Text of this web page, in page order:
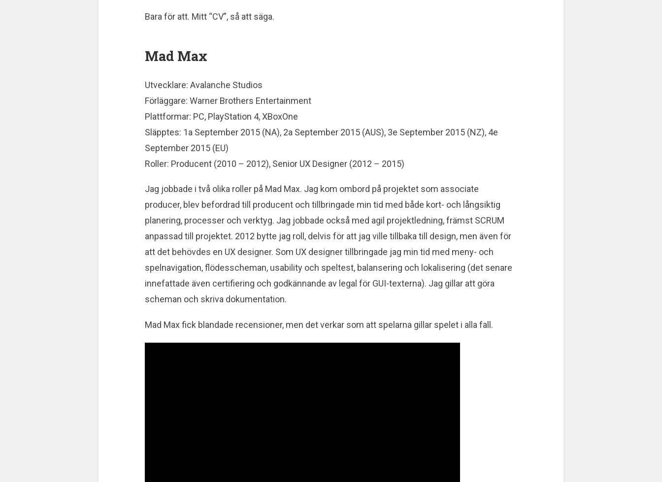
Bara för att. Mitt “CV”, så att säga.
Mad Max
Utvecklare: Avalanche Studios
Förläggare: Warner Brothers Entertainment
Plattformar: PC, PlayStation 4, XBoxOne
Släpptes: 1a September 2015 (NA), 2a September 2015 (AUS), 3e September 2015 (NZ), 4e
September 2015 (EU)
Roller: Producent (2010 – 2012), Senior UX Designer (2012 – 2015)
Jag jobbade i två olika roller på Mad Max. Jag kom ombord på projektet som associate
producer, blev befordrad till producent och tillbringade min tid med både kort- och långsiktig
planering, processer och verktyg. Jag jobbade också med agil projektledning, främst SCRUM
anpassad till projektet. 2012 bytte jag roll, delvis för att jag ville tillbaka till design, men även för
att det behövdes en UX designer. Som UX designer tillbringade jag min tid med meny- och
spelnavigation, flödesscheman, usability och speltest, balansering och lokalisering (det senare
innefattade även certifiering och godkännande av legal för GUI-texterna). Jag gillar att göra
scheman och skriva dokumentation.
Mad Max fick blandade recensioner, men det verkar som att spelarna gillar spelet i alla fall.